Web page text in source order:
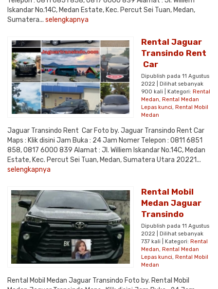
Iskandar No.14C, Medan Estate, Kec. Percut Sei Tuan, Medan,
Sumatera... selengkapnya
Rental Jaguar
Transindo Rent
Car
Dipublish pada 11 Agustus
2022 | Dilihat sebanyak
900 kali | Kategori: Rental
Medan, Rental Medan
Lepas kunci, Rental Mobil
Medan
Jaguar Transindo Rent Car Foto by. Jaguar Transindo Rent Car
Maps : Klik disini Jam Buka : 24 Jam Nomer Telepon : 0811 6851
858, 0817 6000 839 Alamat : Jl. Williem Iskandar No.14C, Medan
Estate, Kec. Percut Sei Tuan, Medan, Sumatera Utara 20221...
selengkapnya
Rental Mobil
Medan Jaguar
Transindo
Dipublish pada 11 Agustus
2022 | Dilihat sebanyak
737 kali | Kategori: Rental
Medan, Rental Medan
Lepas kunci, Rental Mobil
Medan
Rental Mobil Medan Jaguar Transindo Foto by. Rental Mobil